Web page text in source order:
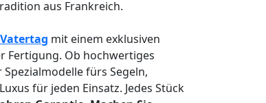
aus Frankreich.
mit einem exklusiven
Fertigung. Ob hochwertiges
fürs Segeln,
für jeden Einsatz. Jedes Stück